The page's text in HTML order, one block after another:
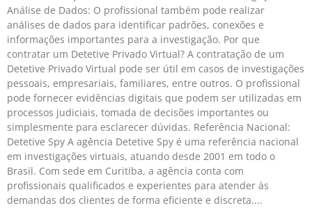
Análise de Dados: O profissional também pode realizar
análises de dados para identificar padrões, conexões e
informações importantes para a investigação. Por que
contratar um Detetive Privado Virtual? A contratação de um
Detetive Privado Virtual pode ser útil em casos de investigações
pessoais, empresariais, familiares, entre outros. O profissional
pode fornecer evidências digitais que podem ser utilizadas em
processos judiciais, tomada de decisões importantes ou
simplesmente para esclarecer dúvidas. Referência Nacional:
Detetive Spy A agência Detetive Spy é uma referência nacional
em investigações virtuais, atuando desde 2001 em todo o
Brasil. Com sede em Curitiba, a agência conta com
profissionais qualificados e experientes para atender às
demandas dos clientes de forma eficiente e discreta.